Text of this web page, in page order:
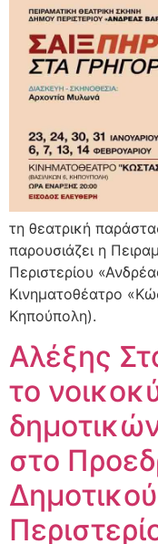
τη θεατρική
παρουσιάζει η
Περιστερίου
Κινηματοθέατρο
Κηπούπολη).
Αλέξης
το
στο